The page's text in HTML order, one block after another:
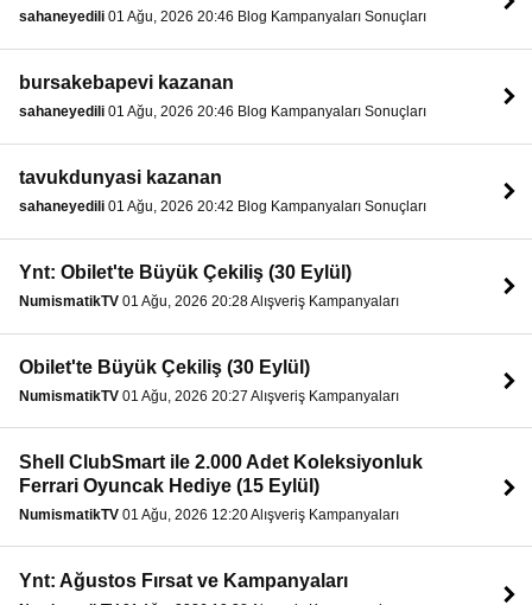
sahaneyedili 01 Ağu, 2026 20:46 Blog Kampanyaları Sonuçları
bursakebapevi kazanan
sahaneyedili 01 Ağu, 2026 20:46 Blog Kampanyaları Sonuçları
tavukdunyasi kazanan
sahaneyedili 01 Ağu, 2026 20:42 Blog Kampanyaları Sonuçları
Ynt: Obilet'te Büyük Çekiliş (30 Eylül)
NumismatikTV 01 Ağu, 2026 20:28 Alışveriş Kampanyaları
Obilet'te Büyük Çekiliş (30 Eylül)
NumismatikTV 01 Ağu, 2026 20:27 Alışveriş Kampanyaları
Shell ClubSmart ile 2.000 Adet Koleksiyonluk
Ferrari Oyuncak Hediye (15 Eylül)
NumismatikTV 01 Ağu, 2026 12:20 Alışveriş Kampanyaları
Ynt: Ağustos Fırsat ve Kampanyaları